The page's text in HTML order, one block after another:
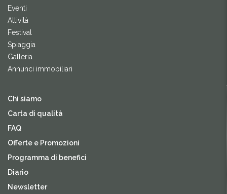
Eventi
Attività
Festival
Spiaggia
Galleria
Annunci immobiliari
Chi siamo
Carta di qualità
FAQ
Offerte e Promozioni
Programma di benefici
Diario
Newsletter